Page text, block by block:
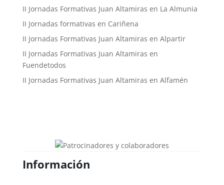
II Jornadas Formativas Juan Altamiras en La Almunia
II Jornadas formativas en Cariñena
II Jornadas Formativas Juan Altamiras en Alpartir
II Jornadas Formativas Juan Altamiras en
Fuendetodos
II Jornadas Formativas Juan Altamiras en Alfamén
Información